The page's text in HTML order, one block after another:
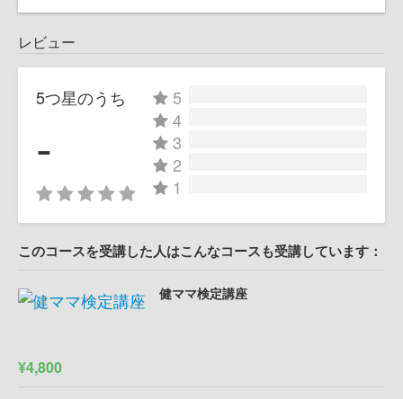
レビュー
5つ星のうち
-
5
4
3
2
1
このコースを受講した人はこんなコースも受講しています：
健ママ検定講座
¥4,800